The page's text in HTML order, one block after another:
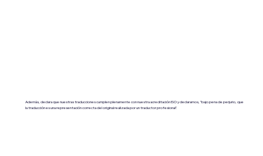
Además, declara que nuestras traducciones cumplen plenamente con nuestra acreditación ISO y declaramos, "bajo pena de perjurio, que
la traducción es una representación correcta del original realizada por un traductor profesional".